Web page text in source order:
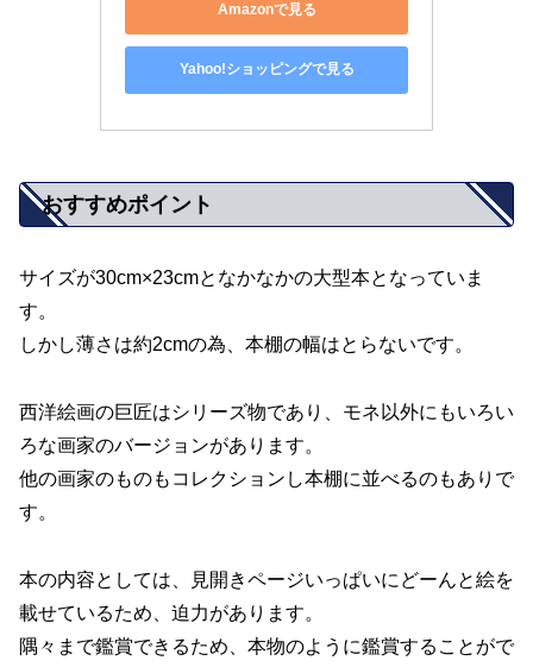
Amazonで見る
Yahoo!ショッピングで見る
おすすめポイント
サイズが30cm×23cmとなかなかの大型本となっていま
す。
しかし薄さは約2cmの為、本棚の幅はとらないです。
西洋絵画の巨匠はシリーズ物であり、モネ以外にもいろい
ろな画家のバージョンがあります。
他の画家のものもコレクションし本棚に並べるのもありで
す。
本の内容としては、見開きページいっぱいにどーんと絵を
載せているため、迫力があります。
隅々まで鑑賞できるため、本物のように鑑賞することがで